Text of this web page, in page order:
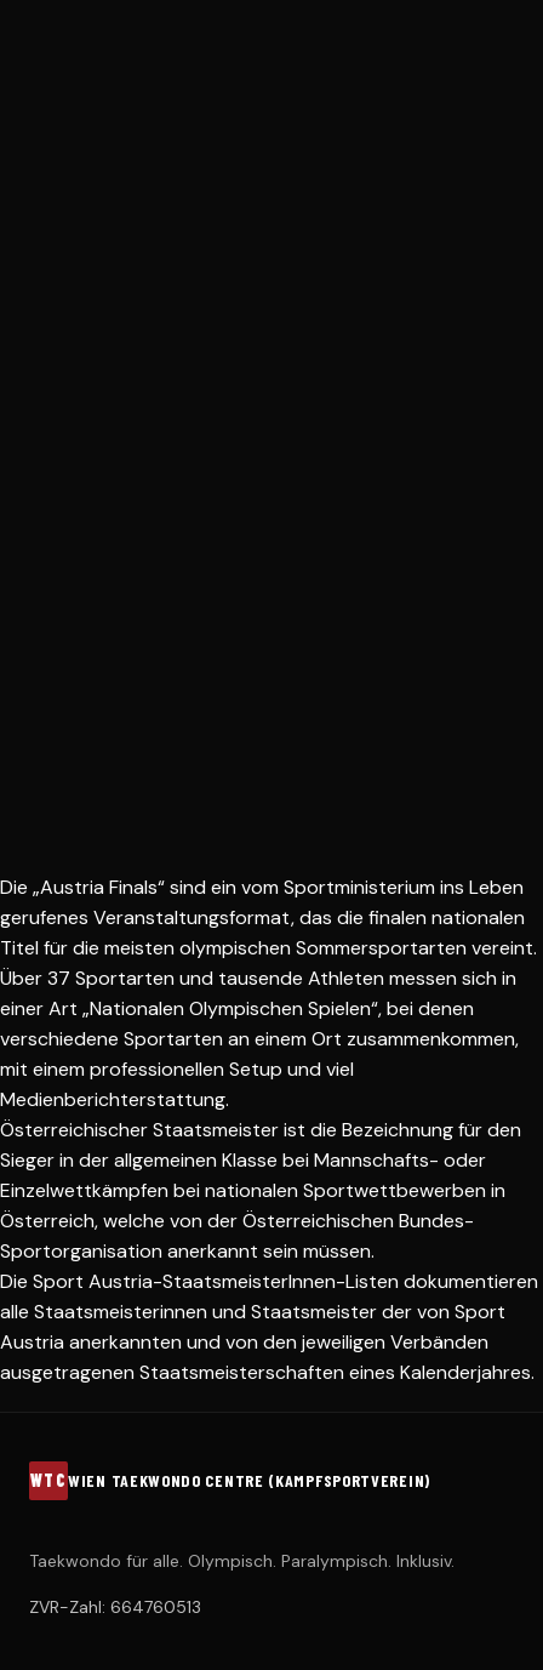
Die „Austria Finals“ sind ein vom Sportministerium ins Leben
gerufenes Veranstaltungsformat, das die finalen nationalen
Titel für die meisten olympischen Sommersportarten vereint.
Über 37 Sportarten und tausende Athleten messen sich in
einer Art „Nationalen Olympischen Spielen“, bei denen
verschiedene Sportarten an einem Ort zusammenkommen,
mit einem professionellen Setup und viel
Medienberichterstattung.
Österreichischer Staatsmeister ist die Bezeichnung für den
Sieger in der allgemeinen Klasse bei Mannschafts- oder
Einzelwettkämpfen bei nationalen Sportwettbewerben in
Österreich, welche von der Österreichischen Bundes-
Sportorganisation anerkannt sein müssen.
Die Sport Austria-StaatsmeisterInnen-Listen dokumentieren
alle Staatsmeisterinnen und Staatsmeister der von Sport
Austria anerkannten und von den jeweiligen Verbänden
ausgetragenen Staatsmeisterschaften eines Kalenderjahres.
WTCWIEN TAEKWONDO CENTRE (KAMPFSPORTVEREIN)
Taekwondo für alle. Olympisch. Paralympisch. Inklusiv.
ZVR-Zahl: 664760513